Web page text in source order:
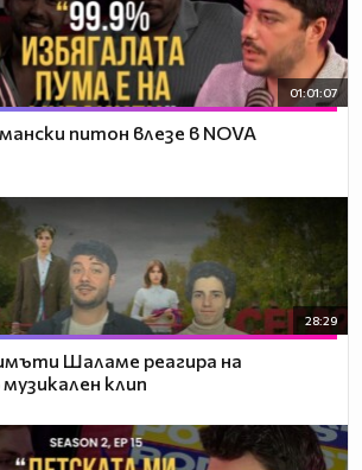
01:01:07
питон влезе в NOVA
28:29
Шаламе реагира на
клип